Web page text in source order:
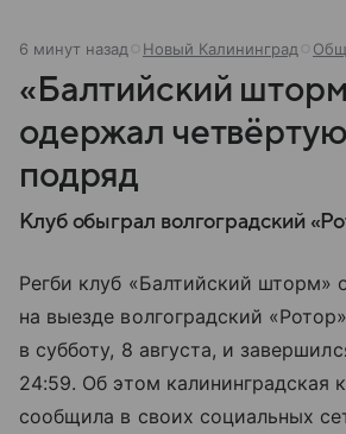
6 минут назад Новый Калининград
«Балтийский
одержал
подряд
Клуб обыграл волгоградский
Регби клуб «Балтийский шторм»
на выезде волгоградский
в субботу, 8 августа, и
24:59. Об этом калининградская
сообщила в своих социальных